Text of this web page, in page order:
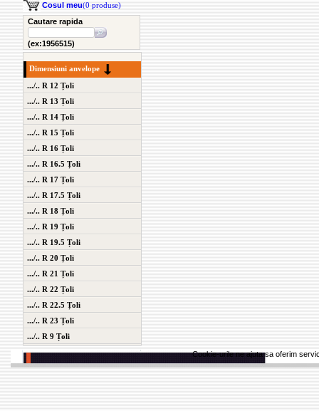
Cosul meu(0 produse)
Cautare rapida
(ex:1956515)
Dimensiuni anvelope
.../.. R 12 Țoli
.../.. R 13 Țoli
.../.. R 14 Țoli
.../.. R 15 Țoli
.../.. R 16 Țoli
.../.. R 16.5 Țoli
.../.. R 17 Țoli
.../.. R 17.5 Țoli
.../.. R 18 Țoli
.../.. R 19 Țoli
.../.. R 19.5 Țoli
.../.. R 20 Țoli
.../.. R 21 Țoli
.../.. R 22 Țoli
.../.. R 22.5 Țoli
.../.. R 23 Țoli
.../.. R 9 Țoli
Cookie-urile ne ajuta sa oferim